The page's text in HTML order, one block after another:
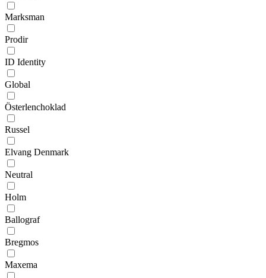
Marksman
Prodir
ID Identity
Global
Österlenchoklad
Russel
Elvang Denmark
Neutral
Holm
Ballograf
Bregmos
Maxema